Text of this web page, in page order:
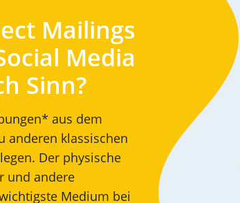
Mailings
Media
Sinn?
aus dem
anderen klassischen
Der physische
und andere
Medium bei